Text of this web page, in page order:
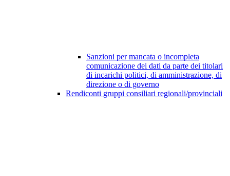
Sanzioni per mancata o incompleta
comunicazione dei dati da parte dei titolari
di incarichi politici, di amministrazione, di
direzione o di governo
Rendiconti gruppi consiliari regionali/provinciali